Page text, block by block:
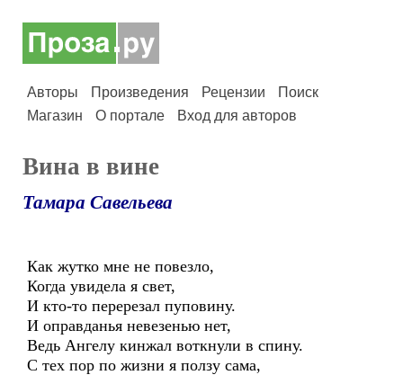
Авторы Произведения Рецензии
Поиск
Магазин
О портале Вход для авторов
Вина в вине
Тамара Савельева
Как жутко мне не повезло,
Когда увидела я свет,
И кто-то перерезал пуповину.
И оправданья невезенью нет,
Ведь Ангелу кинжал воткнули в спину.
С тех пор по жизни я ползу сама,